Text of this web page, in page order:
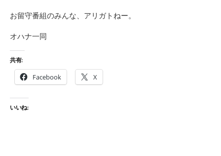
お留守番組のみんな、アリガトねー。
オハナ一同
共有:
Facebook X
いいね: